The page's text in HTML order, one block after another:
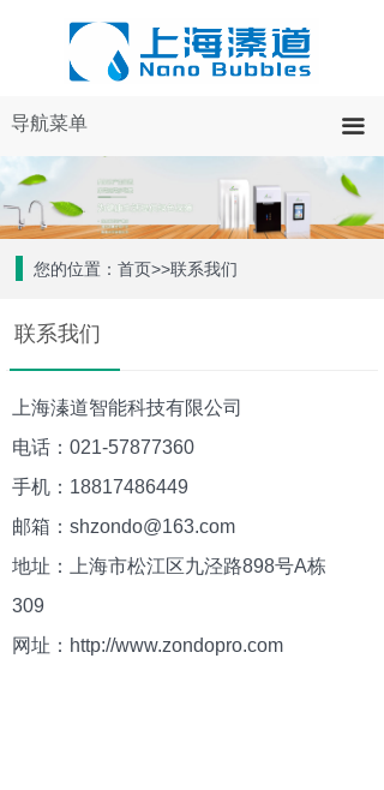
导航菜单 끀
您的位置：首页>>联系我们
联系我们
上海溱道智能科技有限公司
电话：021-57877360
手机：18817486449
邮箱：shzondo@163.com
地址：上海市松江区九泾路898号A栋
309
网址：http://www.zondopro.com